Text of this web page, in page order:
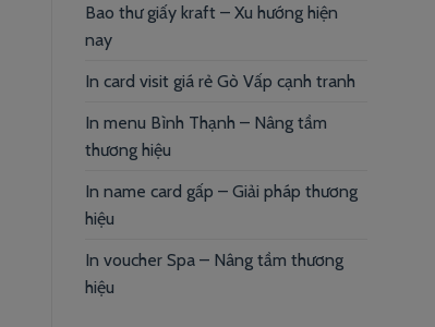
Bao thư giấy kraft – Xu hướng hiện
nay
In card visit giá rẻ Gò Vấp cạnh tranh
In menu Bình Thạnh – Nâng tầm
thương hiệu
In name card gấp – Giải pháp thương
hiệu
In voucher Spa – Nâng tầm thương
hiệu